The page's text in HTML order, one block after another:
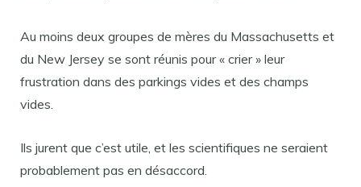
Au moins deux groupes de mères du Massachusetts et
du New Jersey se sont réunis pour « crier » leur
frustration dans des parkings vides et des champs
vides.
Ils jurent que c’est utile, et les scientifiques ne seraient
probablement pas en désaccord.